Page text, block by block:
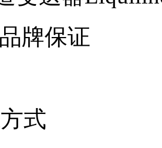
牌保证
式